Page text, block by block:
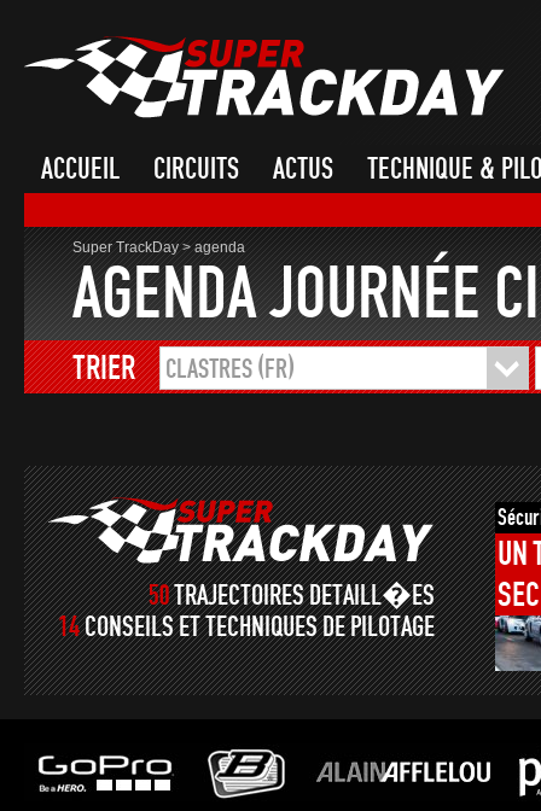
ACCUEIL CIRCUITS ACTUS TECHNIQUE &
Super TrackDay>agenda
AGENDA JOURNÉE
TRIER CLASTRES (FR)
50TRAJECTOIRES DETAILL�ES
14CONSEILS ET TECHNIQUES DE PILOTAGE
UN